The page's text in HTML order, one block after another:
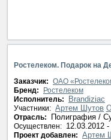
Ростелеком. Подарок на
Заказчик: ОАО
Бренд:
Ростелеком
Исполнитель:
Brandiziac
Участники: Артем Шутов
Отрасль: Полиграфия /
Осуществлен: 12.03.2012
Проект добавлен: Артем